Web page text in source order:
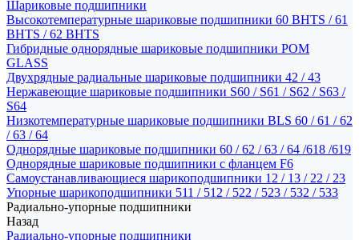
Шариковые подшипники
Высокотемпературные шариковые подшипники 60 BHTS / 61
BHTS / 62 BHTS
Гибридные однорядные шариковые подшипники POM
GLASS
Двухрядные радиальные шариковые подшипники 42 / 43
Нержавеющие шариковые подшипники S60 / S61 / S62 / S63 /
S64
Низкотемпературные шариковые подшипники BLS 60 / 61 / 62
/ 63 / 64
Однорядные шариковые подшипники 60 / 62 / 63 / 64 /618 /619
Однорядные шариковые подшипники с фланцем F6
Самоустанавливающиеся шарикоподшипники 12 / 13 / 22 / 23
Упорные шарикоподшипники 511 / 512 / 522 / 523 / 532 / 533
Радиально-упорные подшипники
Назад
Радиально-упорные подшипники